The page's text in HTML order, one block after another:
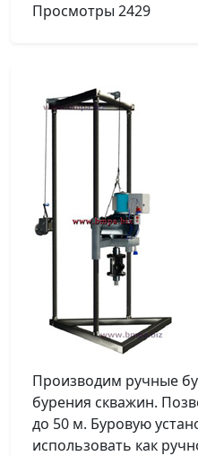
Просмотры 2429
Производим ручные
бурения скважин.
до 50 м. Буровую
использовать как